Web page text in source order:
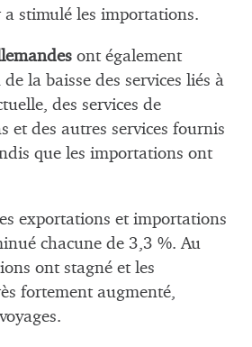
a stimulé les importations.
ont également
la baisse des services liés à
des services de
et des autres services fournis
que les importations ont
exportations et importations
chacune de 3,3 %. Au
ont stagné et les
fortement augmenté,